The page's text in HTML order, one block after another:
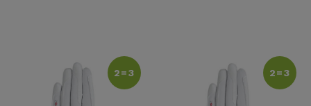
2=3 2=3